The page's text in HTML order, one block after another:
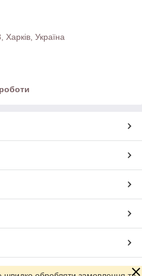
Україна
Prom.ua